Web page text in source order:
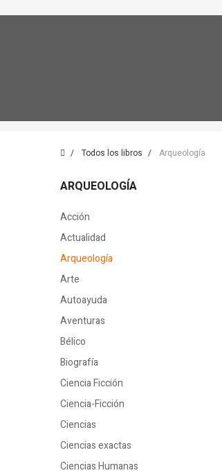
Todos los libros Arqueología
ARQUEOLOGÍA
Acción
Actualidad
Arqueología
Arte
Autoayuda
Aventuras
Bélico
Biografía
Ciencia Ficción
Ciencia-Ficción
Ciencias
Ciencias exactas
Ciencias Humanas